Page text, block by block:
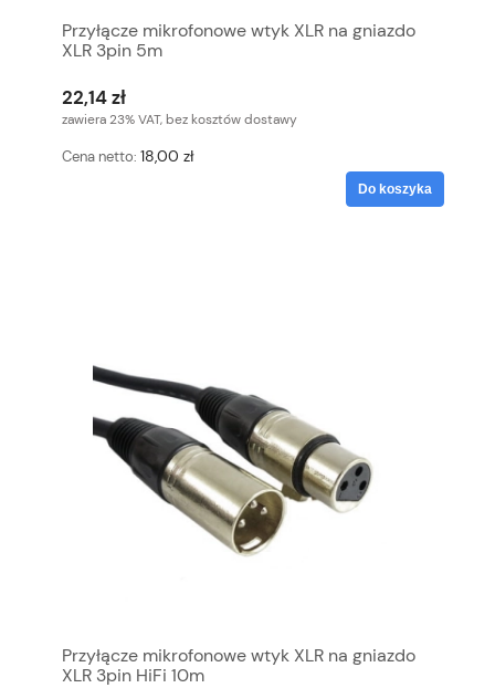
Przyłącze mikrofonowe wtyk XLR na gniazdo
XLR 3pin 5m
22,14 zł
zawiera 23% VAT, bez kosztów dostawy
Cena netto: 18,00 zł
Do koszyka
Przyłącze mikrofonowe wtyk XLR na gniazdo
XLR 3pin HiFi 10m